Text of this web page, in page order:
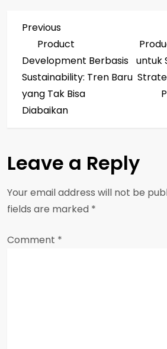
P
o
s
t
a
v
i
g
Previous
Post
Previous
Product
Development Berbasis
Sustainability: Tren Baru
yang Tak Bisa
Diabaikan
untuk
Leave a Reply
Your email address will not be
fields are marked *
Comment *